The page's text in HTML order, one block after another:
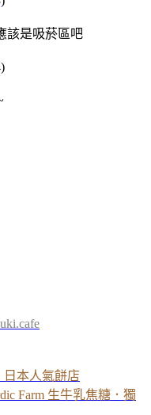
該是吸菸區吧
日本人氣餅店
Farm 生牛乳焦糖．獨